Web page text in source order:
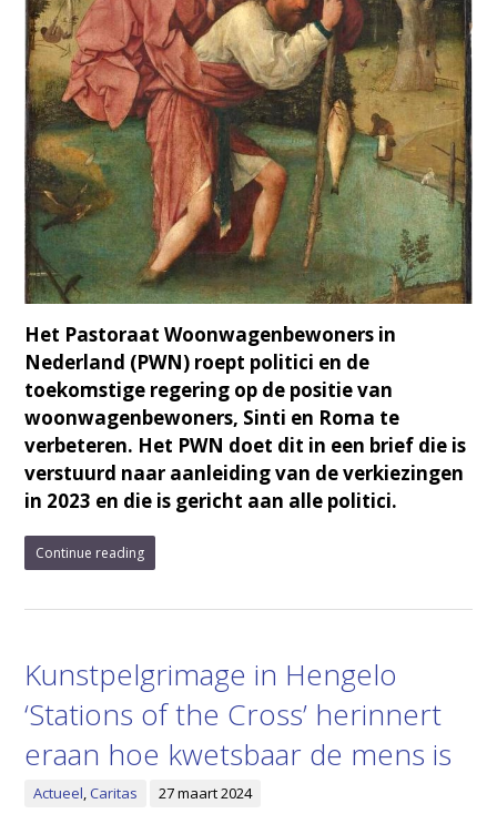
Het Pastoraat Woonwagenbewoners in
Nederland (PWN) roept politici en de
toekomstige regering op de positie van
woonwagenbewoners, Sinti en Roma te
verbeteren. Het PWN doet dit in een brief die is
verstuurd naar aanleiding van de verkiezingen
in 2023 en die is gericht aan alle politici.
Continue reading
Kunstpelgrimage in Hengelo
‘Stations of the Cross’ herinnert
eraan hoe kwetsbaar de mens is
Actueel,Caritas 27 maart 2024